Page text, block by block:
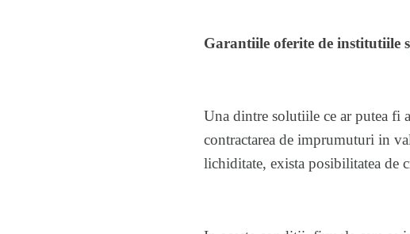
Garantiile oferite de institutiile
Una dintre solutiile ce ar putea fi
contractarea de imprumuturi in
lichiditate, exista posibilitatea de